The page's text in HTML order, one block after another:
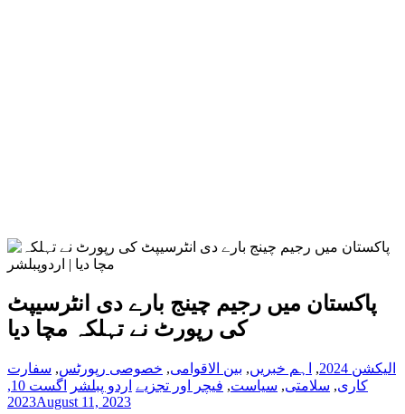
پاکستان میں رجیم چینج بارے دی انٹرسیپٹ
کی رپورٹ نے تہلکہ مچا دیا
الیکشن 2024 , اہم خبریں, بین الاقوامی, خصوصی رپورٹس, سفارت
کاری, سلامتی, سیاست, فیچر اور تجزیے اردو پبلشر
اگست 10,
2023August 11, 2023